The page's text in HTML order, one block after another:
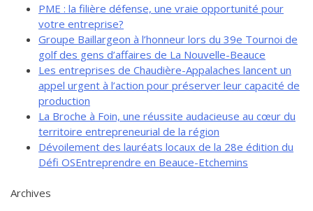
Documentation
PME : la filière défense, une vraie opportunité pour
votre entreprise?
Groupe Baillargeon à l’honneur lors du 39e Tournoi de
golf des gens d’affaires de La Nouvelle-Beauce
Les entreprises de Chaudière-Appalaches lancent un
appel urgent à l’action pour préserver leur capacité de
production
La Broche à Foin, une réussite audacieuse au cœur du
territoire entrepreneurial de la région
Dévoilement des lauréats locaux de la 28e édition du
Défi OSEntreprendre en Beauce-Etchemins
Archives